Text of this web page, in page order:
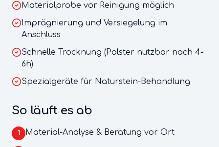
Materialprobe vor Reinigung möglich
Imprägnierung und Versiegelung im
Anschluss
Schnelle Trocknung (Polster nutzbar nach 4-
6h)
Spezialgeräte für Naturstein-Behandlung
So läuft es ab
1 Material-Analyse & Beratung vor Ort